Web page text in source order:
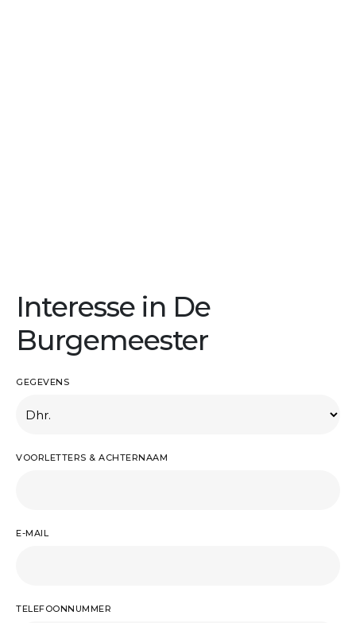
Interesse in De
Burgemeester
GEGEVENS
VOORLETTERS & ACHTERNAAM
E-MAIL
TELEFOONNUMMER